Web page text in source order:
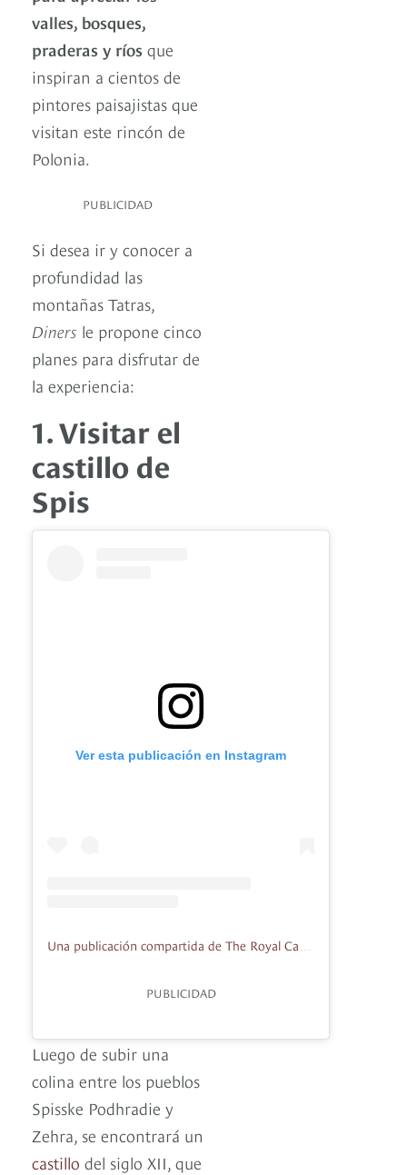
valles, bosques,
praderas y ríos que
inspiran a cientos de
pintores paisajistas que
visitan este rincón de
Polonia.
PUBLICIDAD
Si desea ir y conocer a
profundidad las
montañas Tatras,
Diners le propone cinco
planes para disfrutar de
la experiencia:
1. Visitar el
castillo de
Spis
Ver esta publicación en Instagram
PUBLICIDAD
Luego de subir una
colina entre los pueblos
Spisske Podhradie y
Zehra, se encontrará un
castillo del siglo XII, que